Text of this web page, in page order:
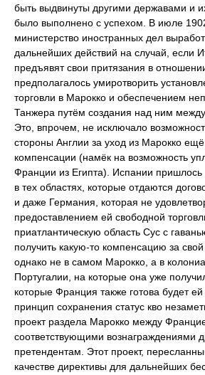
быть выдвинуты другими державами и
было выполнено с успехом. В июле
министерство иностранных дел
дальнейших действий на случай, если
предъявят свои притязания в
предполагалось умиротворить
торговли в Марокко и обеспечением
Танжера путём создания над ним
Это, впрочем, не исключало
стороны Англии за уход из Марокко
компенсации (намёк на возможность
Франции из Египта). Испании
в тех областях, которые отдаются
и даже Германия, которая не
предоставлением ей свободной
приатлантическую область Сус с
получить какую-то компенсацию за свой
однако не в самом Марокко, а в
Португалии, на которые она уже
которые Франция также готова будет ей
принцип сохранения статус кво
проект раздела Марокко между
соответствующими вознаграждениями
претендентам. Этот проект,
качестве директивы для дальнейших